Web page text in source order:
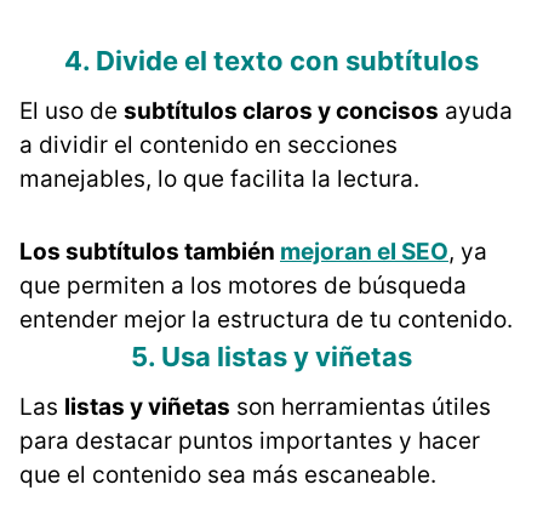
4. Divide el texto con subtítulos
El uso de subtítulos claros y concisos ayuda
a dividir el contenido en secciones
manejables, lo que facilita la lectura.
Los subtítulos también mejoran el SEO, ya
que permiten a los motores de búsqueda
entender mejor la estructura de tu contenido​​.
5. Usa listas y viñetas
Las listas y viñetas son herramientas útiles
para destacar puntos importantes y hacer
que el contenido sea más escaneable.